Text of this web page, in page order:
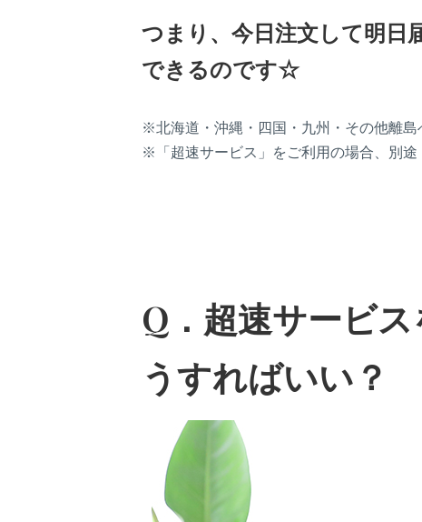
つまり、今日注文して明日
できるのです☆
※北海道・沖縄・四国・九州・その他離島
※「超速サービス」をご利用の場合、別途
Q．超速サービ
うすればいい？